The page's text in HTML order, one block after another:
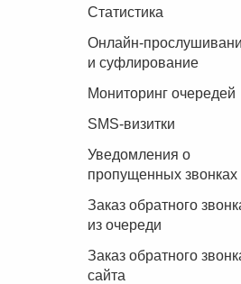
Статистика
Онлайн-
и суфлирование
Мониторинг очередей
SMS-визитки
Уведомления о
пропущенных звонках
Заказ обратного
из очереди
Заказ обратного
сайта